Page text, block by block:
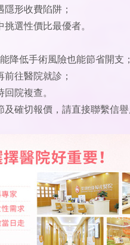
形收費陷阱；
選性價比最優者。
降低手術風險也能節省開支；
往醫院就診；
院複查。
及確切報價，請直接聯繫信